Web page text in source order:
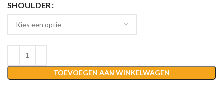
SHOULDER
TOEVOEGEN AAN WINKELWAGEN